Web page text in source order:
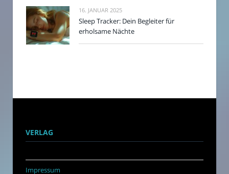
16. JANUAR 2025
Sleep Tracker: Dein Begleiter für
erholsame Nächte
VERLAG
Impressum